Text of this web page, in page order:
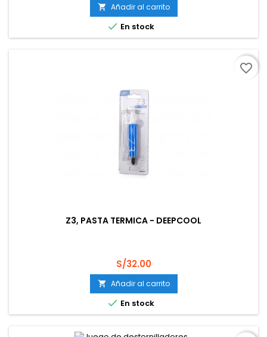
 Añadir al carrito
 En stock
Z3, PASTA TERMICA - DEEPCOOL
Precio
S/32.00
 Añadir al carrito
 En stock
favorite_border